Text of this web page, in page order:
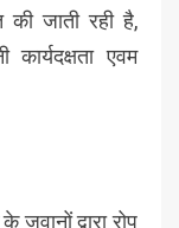
जाती रही है,
एवम
द्वारा रोप